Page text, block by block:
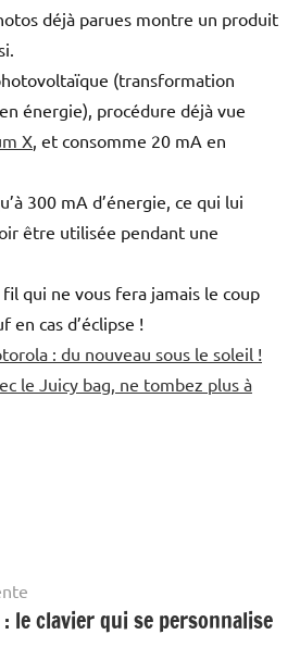
déjà parues montre un produit
(transformation
énergie), procédure déjà vue
X , et consomme 20 mA en
300 mA d’énergie, ce qui lui
être utilisée pendant une
qui ne vous fera jamais le coup
en cas d’éclipse !
: du nouveau sous le soleil !
le Juicy bag, ne tombez plus à
le clavier qui se personnalise